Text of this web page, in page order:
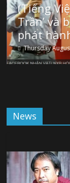
(Tiếng
Trần’ và
phát
Thursday
News